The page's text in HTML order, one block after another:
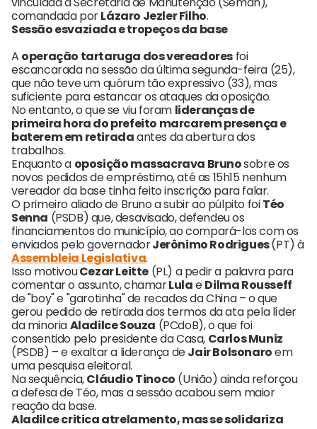
comandada porLázaro Jezler Filho.
Sessão esvaziada e tropeços da base
A operação tartaruga dos vereadores foi
escancarada na sessão da última segunda-feira (25),
que não teve um quórum tão expressivo (33), mas
suficiente para estancar os ataques da oposição.
No entanto, o que se viu foram lideranças de
primeira hora do prefeito marcarem presença e
baterem em retiradaantes da abertura dos
trabalhos.
Enquanto a oposição massacrava Brunosobre os
novos pedidos de empréstimo, até as 15h15 nenhum
vereador da base tinha feito inscrição para falar.
O primeiro aliado de Bruno a subir ao púlpito foiTéo
Senna (PSDB) que, desavisado, defendeu os
financiamentos do município, ao compará-los com os
enviados pelo governadorJerônimo Rodrigues(PT) à
Assembleia Legislativa.
Isso motivouCezar Leitte (PL) a pedir a palavra para
comentar o assunto, chamarLulaeDilma Rousseff
de "boy" e "garotinha" de recados da China – o que
gerou pedido de retirada dos termos da ata pela líder
da minoriaAladilce Souza (PCdoB), o que foi
consentido pelo presidente da Casa, Carlos Muniz
(PSDB) – e exaltar a liderança deJair Bolsonaroem
uma pesquisa eleitoral.
Na sequência,Cláudio Tinoco (União) ainda reforçou
a defesa de Téo, mas a sessão acabou sem maior
reação da base.
Aladilce critica atrelamento, mas se solidariza